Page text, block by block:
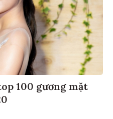
100 gương mặt